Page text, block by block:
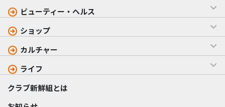
ビューティー・ヘルス
ショップ
カルチャー
ライフ
クラブ新鮮組とは